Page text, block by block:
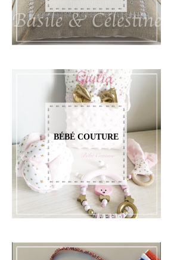
BÉBÉ COUTURE